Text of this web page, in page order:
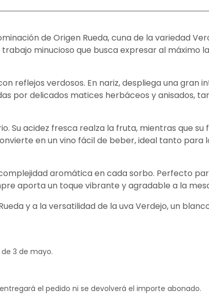
de Origen Rueda, cuna de la variedad
minucioso que busca expresar al máximo
reflejos verdosos. En nariz, despliega una gran
por delicados matices herbáceos y anisados,
Su acidez fresca realza la fruta, mientras que su
en un vino fácil de beber, ideal tanto para
aromática en cada sorbo. Perfecto
aporta un toque vibrante y agradable a la
y a la versatilidad de la uva Verdejo, un
3 de mayo.
el pedido ni se devolverá el importe abonado.